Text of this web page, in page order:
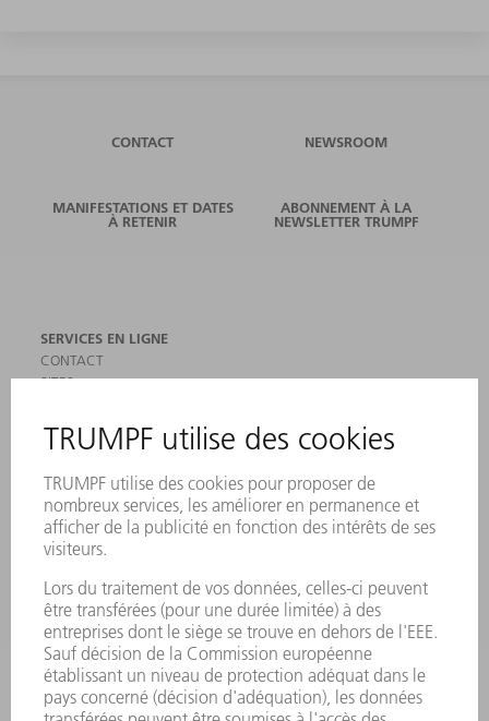
CONTACT NEWSROOM
MANIFESTATIONS ET DATES
À RETENIR
ABONNEMENT À LA
NEWSLETTER TRUMPF
SERVICES EN LIGNE
CONTACT
SITES
INSCRIPTION À LA NEWSLETTER
MYTRUMPF
PRODUITS
MACHINES & SYSTÈMES
LASER
ELECTRONIQUE DE PUISSANCE
OUTILS ÉLECTRIQUES
SMART FACTORY
LOGICIEL
SERVICES
APPLICATIONS
SECTEURS D'ACTIVITÉ
ENTREPRISE